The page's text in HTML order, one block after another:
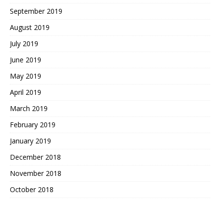
September 2019
August 2019
July 2019
June 2019
May 2019
April 2019
March 2019
February 2019
January 2019
December 2018
November 2018
October 2018